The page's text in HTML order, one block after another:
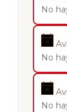
No
No
No